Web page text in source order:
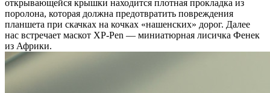
открывающейся крышки находится плотная прокладка из
поролона, которая должна предотвратить повреждения
планшета при скачках на кочках «нашенских» дорог. Далее
нас встречает маскот XP-Pen — миниатюрная лисичка Фенек
из Африки.